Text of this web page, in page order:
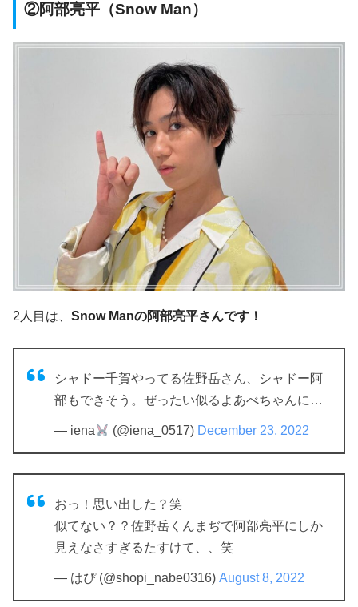
②阿部亮平（Snow Man）
2人目は、 Snow Manの阿部亮平さんです！
シャドー千賀やってる佐野岳さん、シャドー阿
部もできそう。ぜったい似るよあべちゃんに…
— iena (@iena_0517) December 23, 2022
おっ！思い出した？笑
似てない？？佐野岳くんまぢで阿部亮平にしか
見えなさすぎるたすけて、、笑
— はぴ (@shopi_nabe0316) August 8, 2022